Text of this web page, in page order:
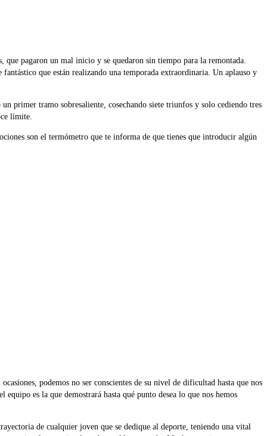
pagaron un mal inicio y se quedaron sin tiempo para la remontada.
que están realizando una temporada extraordinaria. Un aplauso y
primer tramo sobresaliente, cosechando siete triunfos y solo cediendo tres
límite.
son el termómetro que te informa de que tienes que introducir algún
podemos no ser conscientes de su nivel de dificultad hasta que nos
es la que demostrará hasta qué punto desea lo que nos hemos
de cualquier joven que se dedique al deporte, teniendo una vital